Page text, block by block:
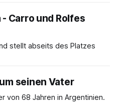
Carro und Rolfes
stellt abseits des Platzes
seinen Vater
von 68 Jahren in Argentinien.